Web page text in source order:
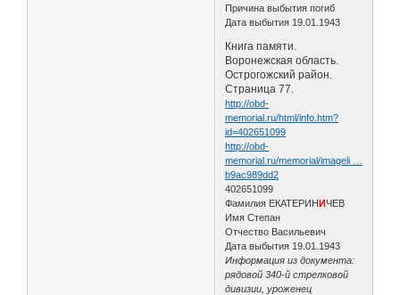
Причина выбытия погиб
Дата выбытия 19.01.1943
Книга памяти.
Воронежская область.
Острогожский район.
Страница 77.
http://obd-
memorial.ru/html/info.htm?
id=402651099
http://obd-
memorial.ru/memorial/imageli …
b9ac989dd2
402651099
Фамилия ЕКАТЕРИНИЧЕВ
Имя Степан
Отчество Васильевич
Дата выбытия 19.01.1943
Информация из документа:
рядовой 340-й стрелковой
дивизии, уроженец